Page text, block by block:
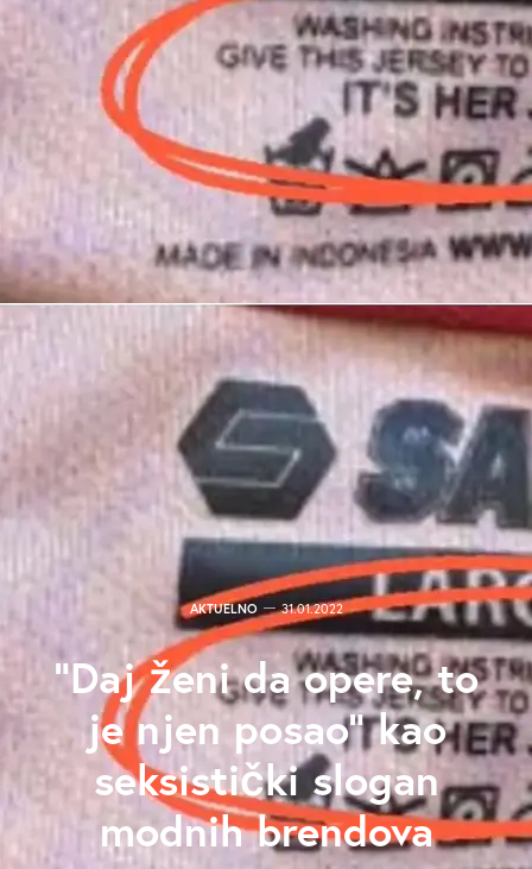
AKTUELNO 31.01.2022
“Daj ženi da opere, to
je njen posao” kao
seksistički slogan
modnih brendova